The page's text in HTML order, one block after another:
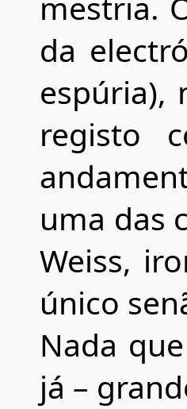
da
espúria),
registo
uma das
Weiss,
único
Nada
já –